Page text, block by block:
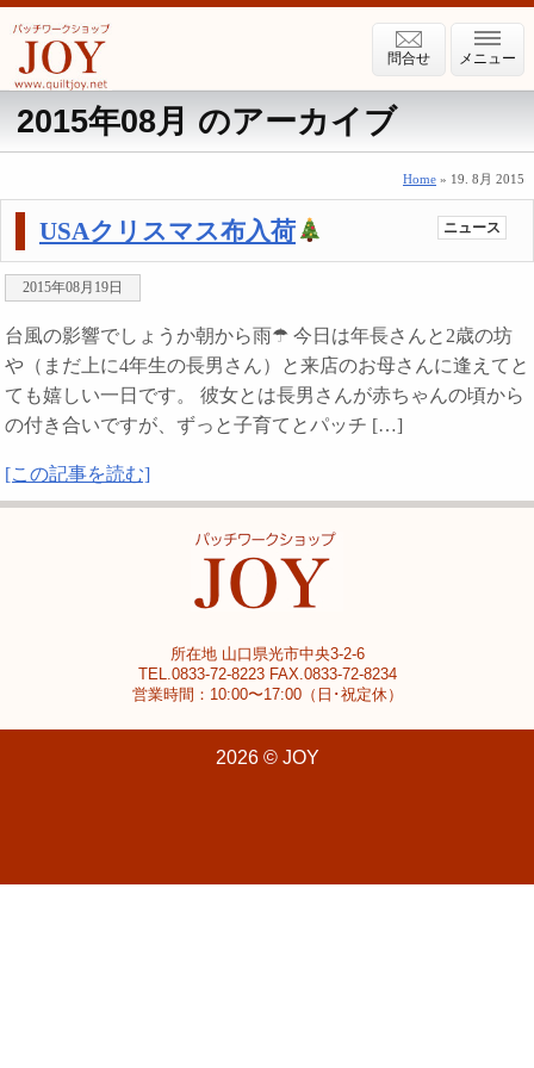
メニュー
問合せ
2015年08月 のアーカイブ
Home » 19. 8月 2015
USAクリスマス布入荷 ニュース
2015年08月19日
台風の影響でしょうか朝から雨☂ 今日は年長さんと2歳の坊
や（まだ上に4年生の長男さん）と来店のお母さんに逢えてと
ても嬉しい一日です。 彼女とは長男さんが赤ちゃんの頃から
の付き合いですが、ずっと子育てとパッチ […]
[この記事を読む]
所在地 山口県光市中央3-2-6
TEL.0833-72-8223 FAX.0833-72-8234
営業時間：10:00〜17:00（日･祝定休）
2026 © JOY